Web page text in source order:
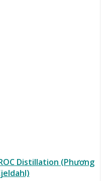
Distillation (Phương